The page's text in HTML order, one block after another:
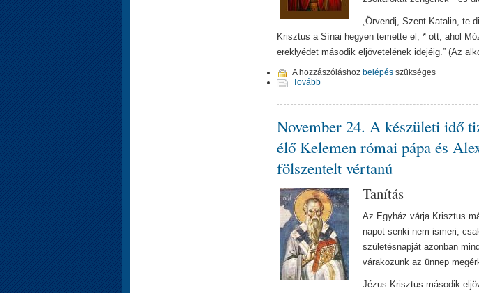
„Örvendj, Szent Katalin, te
Krisztus a Sínai hegyen temette el, * ott, ahol
ereklyédet második eljövetelének idejéig.” (Az
A hozzászóláshoz belépés szükséges
Tovább
November 24. A készületi idő
élő Kelemen római pápa és
fölszentelt vértanú
Tanítás
Az Egyház várja Krisztus
napot senki nem ismeri,
születésnapját azonban
várakozunk az ünnep
Jézus Krisztus második